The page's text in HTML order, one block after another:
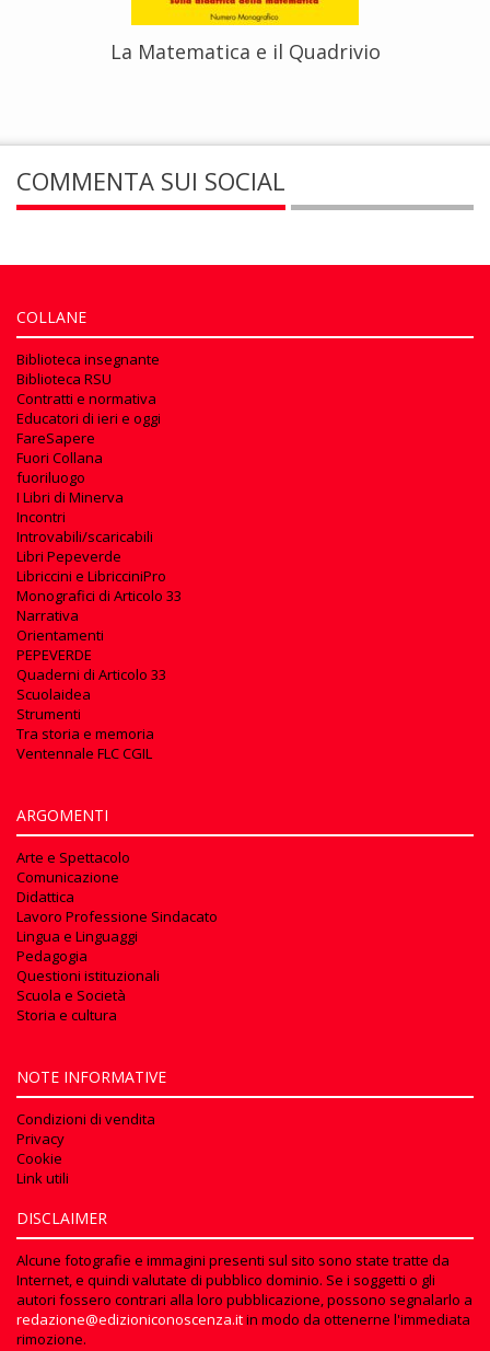
La Matematica e il Quadrivio
COMMENTA SUI SOCIAL
COLLANE
Biblioteca insegnante
Biblioteca RSU
Contratti e normativa
Educatori di ieri e oggi
FareSapere
Fuori Collana
fuoriluogo
I Libri di Minerva
Incontri
Introvabili/scaricabili
Libri Pepeverde
Libriccini e LibricciniPro
Monografici di Articolo 33
Narrativa
Orientamenti
PEPEVERDE
Quaderni di Articolo 33
Scuolaidea
Strumenti
Tra storia e memoria
Ventennale FLC CGIL
ARGOMENTI
Arte e Spettacolo
Comunicazione
Didattica
Lavoro Professione Sindacato
Lingua e Linguaggi
Pedagogia
Questioni istituzionali
Scuola e Società
Storia e cultura
NOTE INFORMATIVE
Condizioni di vendita
Privacy
Cookie
Link utili
DISCLAIMER
Alcune fotografie e immagini presenti sul sito sono state tratte da
Internet, e quindi valutate di pubblico dominio. Se i soggetti o gli
autori fossero contrari alla loro pubblicazione, possono segnalarlo a
redazione@edizioniconoscenza.itin modo da ottenerne l'immediata
rimozione.